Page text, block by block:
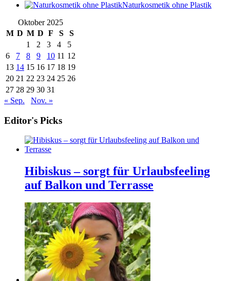
Naturkosmetik ohne Plastik
Oktober 2025
M D M D F S
S
1
2 3 4
5
6
7 8 9 10 11 12
13 14 15 16 17 18 19
20 21 22 23 24 25 26
27 28 29 30 31
« Sep.
Nov. »
Editor's Picks
Hibiskus – sorgt für Urlaubsfeeling
auf Balkon und Terrasse